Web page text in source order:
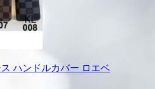
ハンドルカバー ロエベ